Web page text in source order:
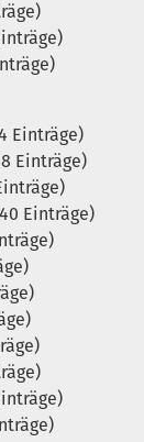
Einträge)
Einträge)
Einträge)